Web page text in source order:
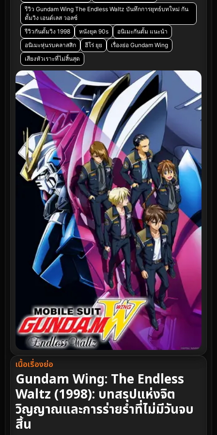
รีวิว Gundam Wing The Endless Waltz บันทึกการยุทธ์บทใหม่ กัน
ดั้มวิง เอนด์เลส วอลซ์
รีวิวกันดั้มวิง 1998
หนังยุค 90s
อนิเมะกันดั้ม แนะนำ
อนิเมะหุ่นรบคลาสสิก
ฮีโร่ ยุย
เรื่องย่อ Gundam Wing
เสียงหัวเราะที่ไม่สิ้นสุด
เนื้อเรื่องย่อ
Gundam Wing: The Endless
Waltz (1998): บทสรุปแห่งจิต
วิญญาณและการร่ายรำที่ไม่มีวันจบ
สิ้น